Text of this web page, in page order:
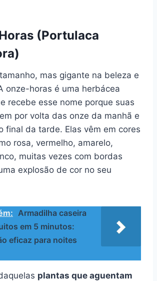
(Portulaca
mas gigante na beleza e
onze-horas é uma herbácea
recebe esse nome porque suas
por volta das onze da manhã e
final da tarde. Elas vêm em cores
rosa, vermelho, amarelo,
muitas vezes com bordas
explosão de cor no seu
Armadilha caseira
em 5 minutos:
eficaz para noites
plantas que aguentam